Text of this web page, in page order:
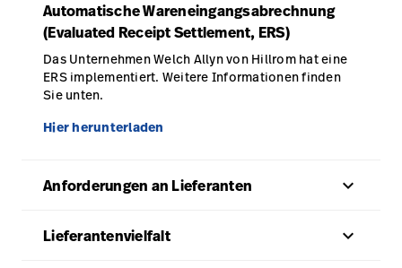
Automatische Wareneingangsabrechnung
(Evaluated Receipt Settlement, ERS)
Das Unternehmen Welch Allyn von Hillrom hat eine
ERS implementiert. Weitere Informationen finden
Sie unten.
Hier herunterladen
Anforderungen an Lieferanten keyboard_arrow_up
Lieferantenvielfalt keyboard_arrow_up